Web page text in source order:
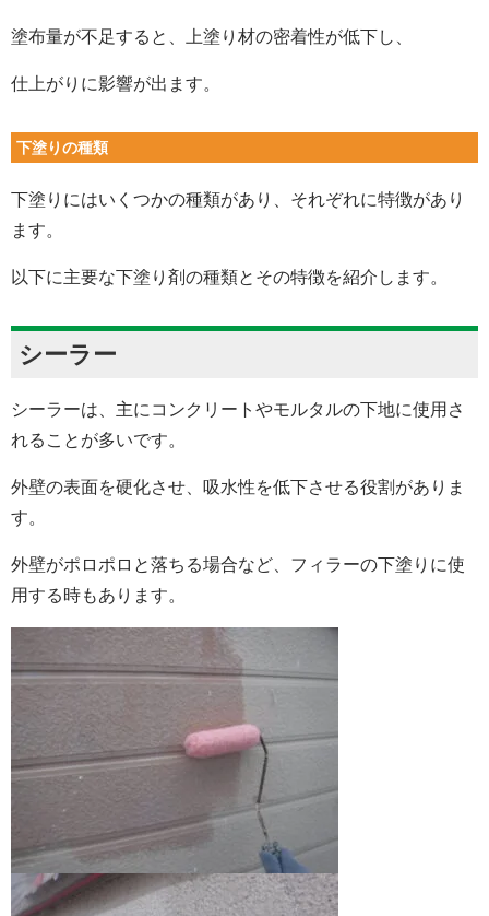
塗布量が不足すると、上塗り材の密着性が低下し、
仕上がりに影響が出ます。
下塗りの種類
下塗りにはいくつかの種類があり、それぞれに特徴があり
ます。
以下に主要な下塗り剤の種類とその特徴を紹介します。
シーラー
シーラーは、主にコンクリートやモルタルの下地に使用さ
れることが多いです。
外壁の表面を硬化させ、吸水性を低下させる役割がありま
す。
外壁がポロポロと落ちる場合など、フィラーの下塗りに使
用する時もあります。